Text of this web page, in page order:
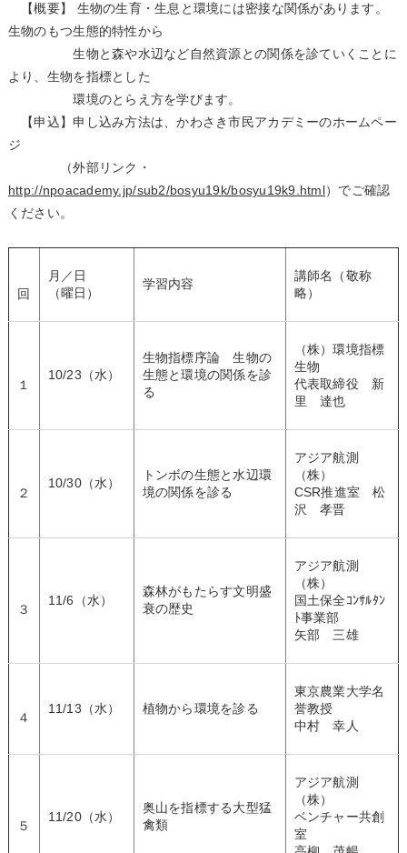
【概要】 生物の生育・生息と環境には密接な関係があります。
生物のもつ生態的特性から
生物と森や水辺など自然資源との関係を診ていくことに
より、生物を指標とした
環境のとらえ方を学びます。
【申込】申し込み方法は、かわさき市民アカデミーのホームペー
ジ
（外部リンク・
http://npoacademy.jp/sub2/bosyu19k/bosyu19k9.html）でご確認
ください。
回
月／日
（曜日）
学習内容
講師名（敬称
略）
１
10/23（水）
生物指標序論 生物の
生態と環境の関係を診
る
（株）環境指標
生物
代表取締役 新
里 達也
２
10/30（水）
トンボの生態と水辺環
境の関係を診る
アジア航測
（株）
CSR推進室 松
沢 孝晋
３
11/6（水）
森林がもたらす文明盛
衰の歴史
アジア航測
（株）
国土保全ｺﾝｻﾙﾀﾝ
ﾄ事業部
矢部 三雄
４
11/13（水） 植物から環境を診る
東京農業大学名
誉教授
中村 幸人
５
11/20（水）
奥山を指標する大型猛
禽類
アジア航測
（株）
ベンチャー共創
室